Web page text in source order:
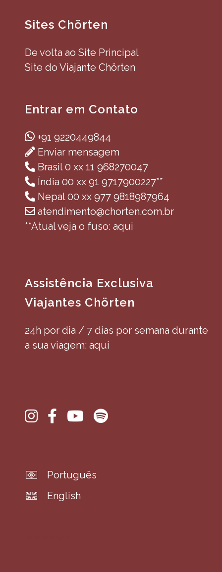
Sites Chörten
De volta ao Site Principal
Site do Viajante Chörten
Entrar em Contato
+91 9220449844
Enviar mensagem
Brasil 0 xx 11 968270047
Índia 00 xx 91 9717900227**
Nepal 00 xx 977 9818987964
atendimento@chorten.com.br
**Atual veja o fuso: aqui
Assistência Exclusiva
Viajantes Chörten
24h por dia / 7 dias por semana durante
a sua viagem: aqui
Português
English